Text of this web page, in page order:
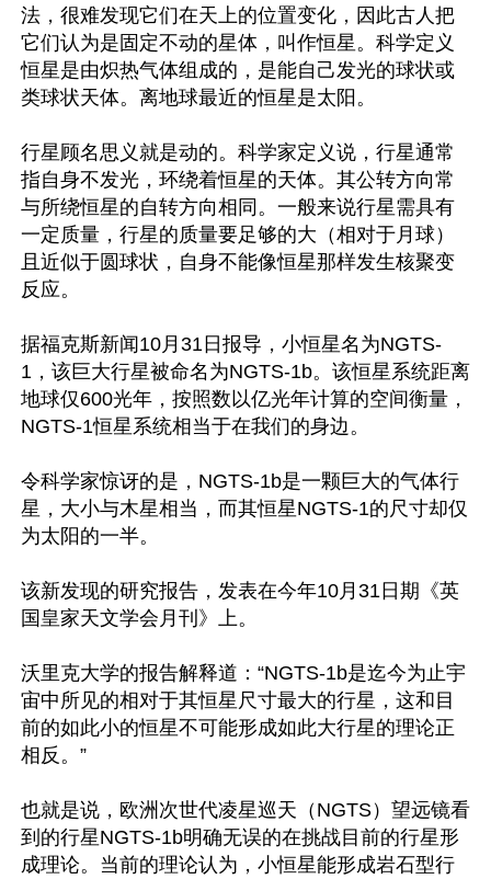
法，很难发现它们在天上的位置变化，因此古人把
它们认为是固定不动的星体，叫作恒星。科学定义
恒星是由炽热气体组成的，是能自己发光的球状或
类球状天体。离地球最近的恒星是太阳。
行星顾名思义就是动的。科学家定义说，行星通常
指自身不发光，环绕着恒星的天体。其公转方向常
与所绕恒星的自转方向相同。一般来说行星需具有
一定质量，行星的质量要足够的大（相对于月球）
且近似于圆球状，自身不能像恒星那样发生核聚变
反应。
据福克斯新闻10月31日报导，小恒星名为NGTS-
1，该巨大行星被命名为NGTS-1b。该恒星系统距离
地球仅600光年，按照数以亿光年计算的空间衡量，
NGTS-1恒星系统相当于在我们的身边。
令科学家惊讶的是，NGTS-1b是一颗巨大的气体行
星，大小与木星相当，而其恒星NGTS-1的尺寸却仅
为太阳的一半。
该新发现的研究报告，发表在今年10月31日期《英
国皇家天文学会月刊》上。
沃里克大学的报告解释道：“NGTS-1b是迄今为止宇
宙中所见的相对于其恒星尺寸最大的行星，这和目
前的如此小的恒星不可能形成如此大行星的理论正
相反。”
也就是说，欧洲次世代凌星巡天（NGTS）望远镜看
到的行星NGTS-1b明确无误的在挑战目前的行星形
成理论。当前的理论认为，小恒星能形成岩石型行